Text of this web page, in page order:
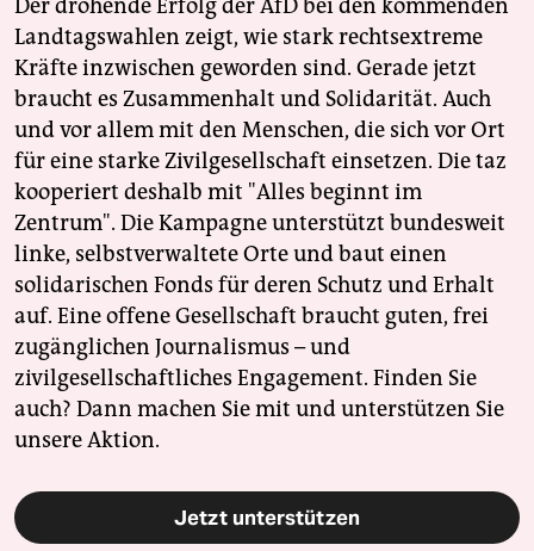
Der drohende Erfolg der AfD bei den kommenden
Landtagswahlen zeigt, wie stark rechtsextreme
Kräfte inzwischen geworden sind. Gerade jetzt
braucht es Zusammenhalt und Solidarität. Auch
und vor allem mit den Menschen, die sich vor Ort
für eine starke Zivilgesellschaft einsetzen. Die taz
kooperiert deshalb mit "Alles beginnt im
Zentrum". Die Kampagne unterstützt bundesweit
linke, selbstverwaltete Orte und baut einen
solidarischen Fonds für deren Schutz und Erhalt
auf. Eine offene Gesellschaft braucht guten, frei
zugänglichen Journalismus – und
zivilgesellschaftliches Engagement. Finden Sie
auch? Dann machen Sie mit und unterstützen Sie
unsere Aktion.
Jetzt unterstützen